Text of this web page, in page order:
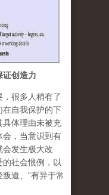
证创造力
很多人稍有了
在自我保护的下
具体理由未被充
会，当意识到有
会发生极大改
社会惯例，以
道、“有异于常